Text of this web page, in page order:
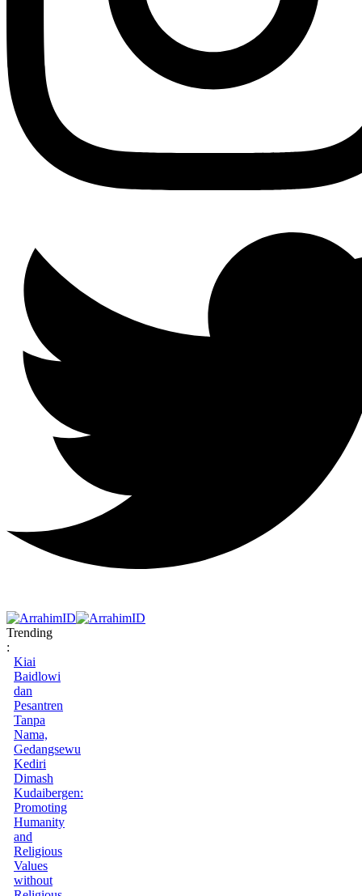
Trending
:
Kiai
Baidlowi
dan
Pesantren
Tanpa
Nama,
Gedangsewu
Kediri
Dimash
Kudaibergen:
Promoting
Humanity
and
Religious
Values
without